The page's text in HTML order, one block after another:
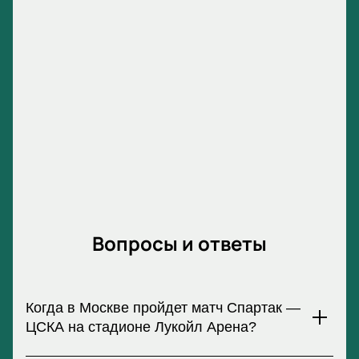
Вопросы и ответы
Когда в Москве пройдет матч Спартак —
ЦСКА на стадионе Лукойл Арена?